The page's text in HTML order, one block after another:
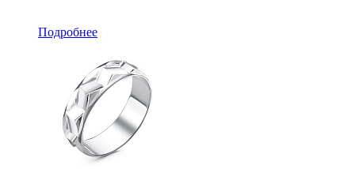
Подробнее